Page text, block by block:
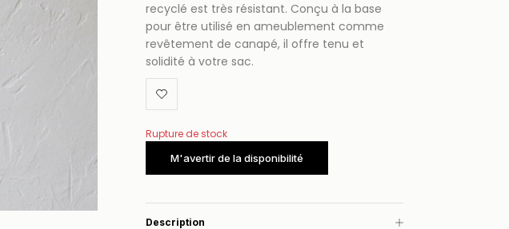
recyclé est très résistant. Conçu à la base
pour être utilisé en ameublement comme
revêtement de canapé, il offre tenu et
solidité à votre sac.
Rupture de stock
Description